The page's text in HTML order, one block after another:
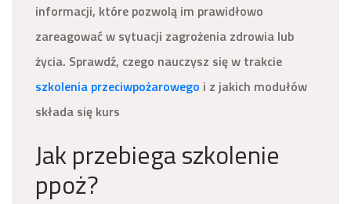
informacji, które pozwolą im prawidłowo
zareagować w sytuacji zagrożenia zdrowia lub
życia. Sprawdź, czego nauczysz się w trakcie
szkolenia przeciwpożarowego i z jakich modułów
składa się kurs
Jak przebiega szkolenie
ppoż?